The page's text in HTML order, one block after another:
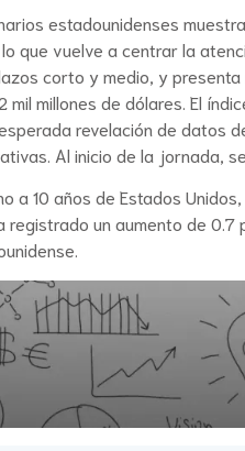
estadounidenses
que vuelve a centrar la
corto y medio, y
millones de dólares. El
revelación de datos
Al inicio de la jornada,
a 10 años de Estados
registrado un aumento de